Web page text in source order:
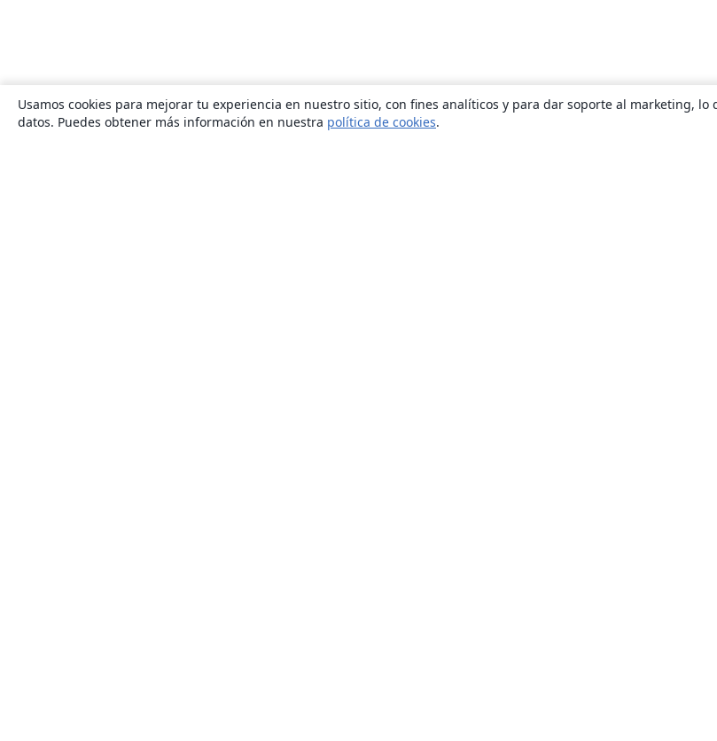
Usamos cookies para mejorar tu experiencia en nuestro sitio, con fines analíticos y para dar soporte al marketing,
datos. Puedes obtener más información en nuestra política de cookies.